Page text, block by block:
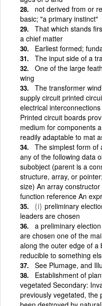
not derived from or
basic; "a primary instinct"
That which stands
a chief matter
Earliest formed;
The input side of a
One of the large
wing
The transformer
supply circuit printed
electrical
Printed circuit boards
medium for components
readily adaptable to mat
The simplest form of
any of the following data
subobject (parent is a
structure, array, or
size) An array
function reference An
{i} preliminary
leaders are chosen
a preliminary
are chosen one of the
along the outer edge of a
reducible to something
See Plumage, and
Establishment of
vegetated Secondary:
previously vegetated, the